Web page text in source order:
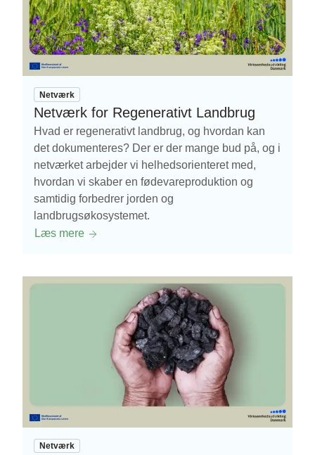
Netværk
Netværk for Regenerativt Landbrug
Hvad er regenerativt landbrug, og hvordan kan
det dokumenteres? Der er der mange bud på, og i
netværket arbejder vi helhedsorienteret med,
hvordan vi skaber en fødevareproduktion og
samtidig forbedrer jorden og
landbrugsøkosystemet.
Læs mere
Netværk